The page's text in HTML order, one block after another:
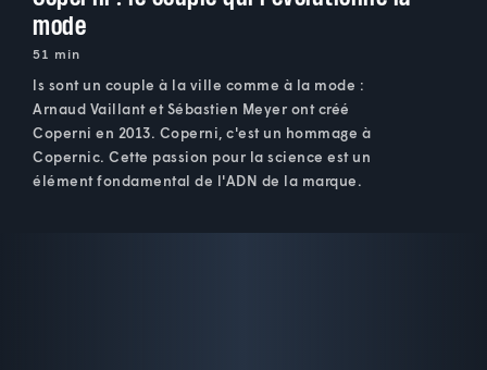
mode
51 min
ls sont un couple à la ville comme à la mode :
Arnaud Vaillant et Sébastien Meyer ont créé
Coperni en 2013. Coperni, c'est un hommage à
Copernic. Cette passion pour la science est un
élément fondamental de l'ADN de la marque.